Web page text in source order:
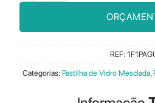
REF:
Categorias: Pastilha de Vidro Mesclada,